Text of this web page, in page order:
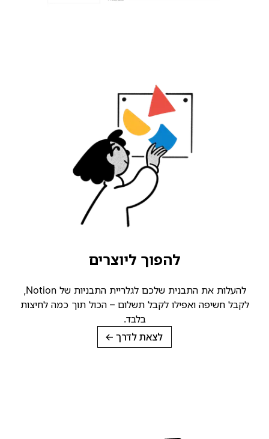
להפוך ליוצרים
להעלות את התבנית שלכם לגלריית התבניות של Notion,
לקבל חשיפה ואפילו לקבל תשלום – הכול תוך כמה לחיצות
בלבד.
לצאת לדרך→